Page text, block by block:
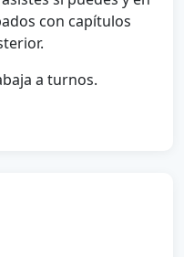
con capítulos
a turnos.